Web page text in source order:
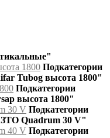
1800 Подкатегории
Tubog высота 1800"
Подкатегории
высота 1800"
30 V Подкатегории
Quadrum 30 V"
40 V Подкатегории